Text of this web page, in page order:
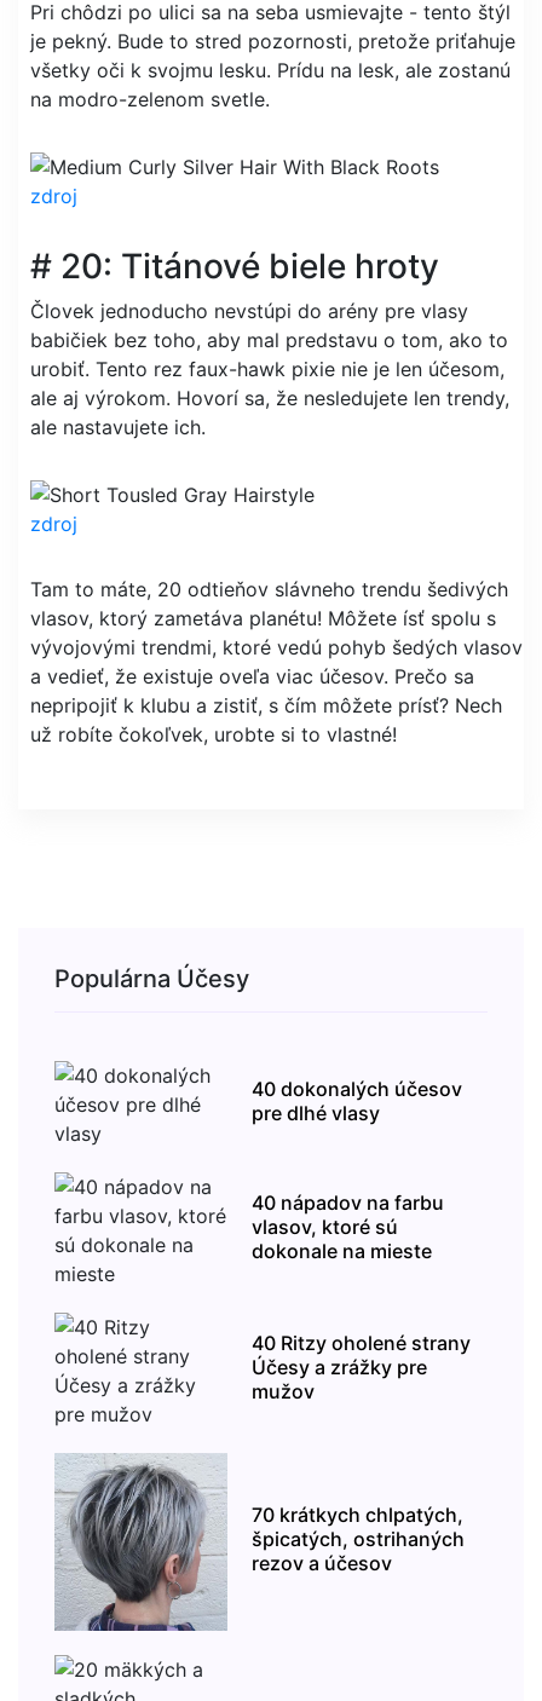
Pri chôdzi po ulici sa na seba usmievajte - tento štýl
je pekný. Bude to stred pozornosti, pretože priťahuje
všetky oči k svojmu lesku. Prídu na lesk, ale zostanú
na modro-zelenom svetle.
zdroj
# 20: Titánové biele hroty
Človek jednoducho nevstúpi do arény pre vlasy
babičiek bez toho, aby mal predstavu o tom, ako to
urobiť. Tento rez faux-hawk pixie nie je len účesom,
ale aj výrokom. Hovorí sa, že nesledujete len trendy,
ale nastavujete ich.
zdroj
Tam to máte, 20 odtieňov slávneho trendu šedivých
vlasov, ktorý zametáva planétu! Môžete ísť spolu s
vývojovými trendmi, ktoré vedú pohyb šedých vlasov
a vedieť, že existuje oveľa viac účesov. Prečo sa
nepripojiť k klubu a zistiť, s čím môžete prísť? Nech
už robíte čokoľvek, urobte si to vlastné!
Populárna Účesy
40 dokonalých účesov
pre dlhé vlasy
40 nápadov na farbu
vlasov, ktoré sú
dokonale na mieste
40 Ritzy oholené strany
Účesy a zrážky pre
mužov
70 krátkych chlpatých,
špicatých, ostrihaných
rezov a účesov